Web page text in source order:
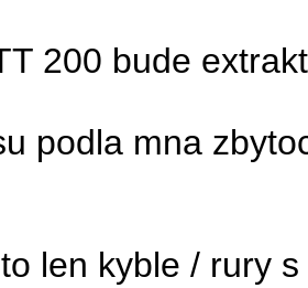
200 bude
podla mna
len kyble / rury